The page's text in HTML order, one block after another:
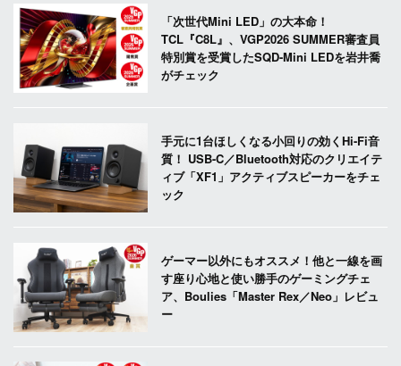
「次世代Mini LED」の大本命！
TCL『C8L』、VGP2026 SUMMER審査員
特別賞を受賞したSQD-Mini LEDを岩井喬
がチェック
手元に1台ほしくなる小回りの効くHi-Fi音
質！ USB-C／Bluetooth対応のクリエイテ
ィブ「XF1」アクティブスピーカーをチェ
ック
ゲーマー以外にもオススメ！他と一線を画
す座り心地と使い勝手のゲーミングチェ
ア、Boulies「Master Rex／Neo」レビュ
ー